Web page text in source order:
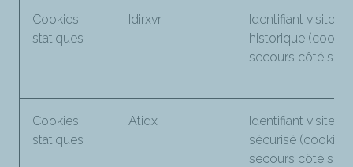
Cookies
statiques
Idirxvr
Identifiant visiteur
historique
secours côté
Cookies
statiques
Atidx
Identifiant visiteur
sécurisé (cookie
secours côté